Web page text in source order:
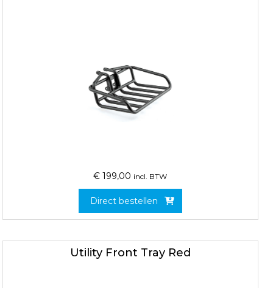
€ 199,00 incl. BTW
Direct bestellen
Utility Front Tray Red